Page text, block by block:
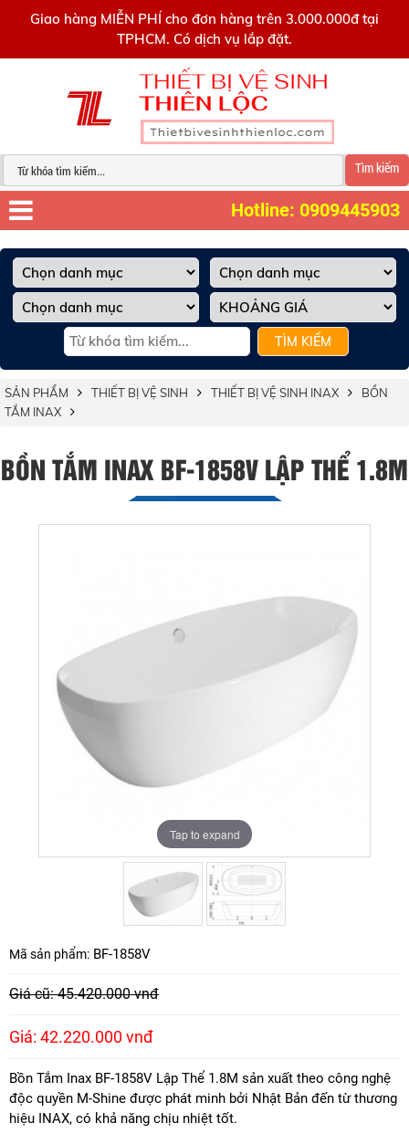
Giao hàng MIỄN PHÍ cho đơn hàng trên 3.000.000đ tại
TPHCM. Có dịch vụ lắp đặt.
Tìm kiếm
Hotline: 0909445903
TÌM KIẾM
SẢN PHẨM THIẾT BỊ VỆ SINH THIẾT BỊ VỆ SINH INAX
BỒN
TẮM INAX
BỒN TẮM INAX BF-1858V LẬP THỂ 1.8M
Tap to expand
Tap to expand
Mã sản phẩm: BF-1858V
Giá cũ: 45.420.000 vnđ
Giá: 42.220.000 vnđ
Bồn Tắm Inax BF-1858V Lập Thể 1.8M sản xuất theo công nghệ
độc quyền M-Shine được phát minh bởi Nhật Bản đến từ thương
hiệu INAX, có khả năng chịu nhiệt tốt.
0909445903